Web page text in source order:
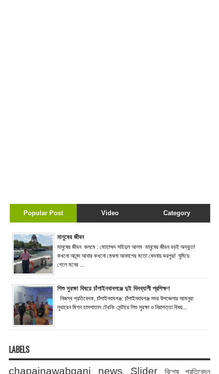
Popular Post Video Category
মানুষের জীবন
মানুষের জীবন কলমে : মোহাম্মদ সহিদুল আলম মানুষের জীবন বড়ই অদ্ভুত!
কখনো আনন্দ আবার কখনো মেঘলা আকাশের মতো বেদনায় ভরপুর! ঘুমিয়ে
গেলে মনের ...
শিশু সুরক্ষা বিষয়ে চাঁপাইনবাবগঞ্জে দুই দিনব্যাপী প্রশিক্ষণ
নিজস্ব প্রতিবেদক, চাঁপাইনবাবগঞ্জ: চাঁপাইনবাবগঞ্জ সদর উপজেলার আমনুরা
লুথারেন মিশন হাসপাতাল ট্রেনিং সেন্টারে শিশু সুরক্ষা ও নিরাপত্তা বিষয়...
LABELS
chapainawabganj news Slider বিশেষ প্রতিবেদন